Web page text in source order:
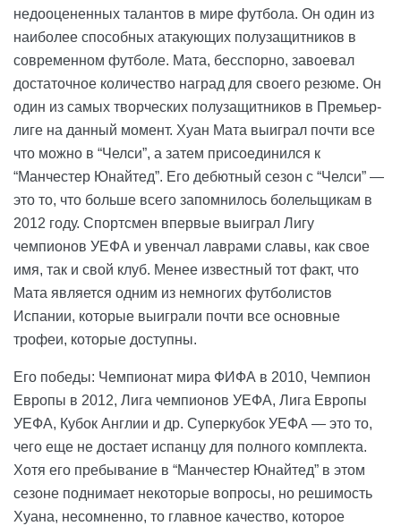
недооцененных талантов в мире футбола. Он один из
наиболее способных атакующих полузащитников в
современном футболе. Мата, бесспорно, завоевал
достаточное количество наград для своего резюме. Он
один из самых творческих полузащитников в Премьер-
лиге на данный момент. Хуан Мата выиграл почти все
что можно в “Челси”, а затем присоединился к
“Манчестер Юнайтед”. Его дебютный сезон с “Челси” —
это то, что больше всего запомнилось болельщикам в
2012 году. Спортсмен впервые выиграл Лигу
чемпионов УЕФА и увенчал лаврами славы, как свое
имя, так и свой клуб. Менее известный тот факт, что
Мата является одним из немногих футболистов
Испании, которые выиграли почти все основные
трофеи, которые доступны.
Его победы: Чемпионат мира ФИФА в 2010, Чемпион
Европы в 2012, Лига чемпионов УЕФА, Лига Европы
УЕФА, Кубок Англии и др. Суперкубок УЕФА — это то,
чего еще не достает испанцу для полного комплекта.
Хотя его пребывание в “Манчестер Юнайтед” в этом
сезоне поднимает некоторые вопросы, но решимость
Хуана, несомненно, то главное качество, которое